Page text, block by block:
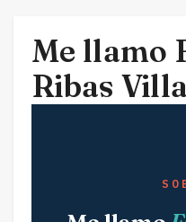
Me llamo
Ribas